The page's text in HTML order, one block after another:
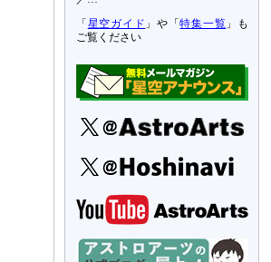
「 星空ガイド 」や「特集一覧 」も
ご覧ください